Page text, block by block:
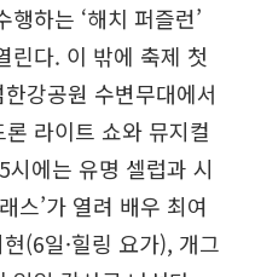
하는 ‘해치 퍼즐런’
린다. 이 밖에 축제 첫
강공원 수변무대에서
라이트 쇼와 뮤지컬
에는 유명 셀럽과 시
스’가 열려 배우 최여
(6일·힐링 요가), 개그